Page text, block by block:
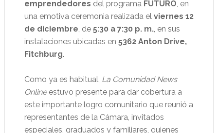
emprendedores del programa FUTURO, en
una emotiva ceremonia realizada el viernes 12
de diciembre, de 5:30 a 7:30 p. m., en sus
instalaciones ubicadas en 5362 Anton Drive,
Fitchburg.
Como ya es habitual, La Comunidad News
Onlineestuvo presente para dar cobertura a
este importante logro comunitario que reunió a
representantes de la Cámara, invitados
especiales, graduados y familiares, quienes